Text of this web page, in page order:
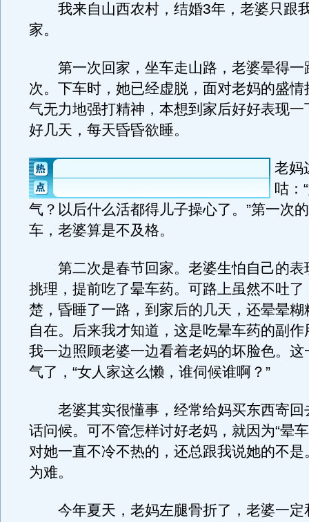
我来自山西农村，结婚3年，老婆只跟
家。
第一次回家，坐车走山路，老婆晕得一
次。下车时，她已经虚脱，面对老妈的盛情
气无力地强打精神，本想到家后好好表现一
好几天，每天昏昏欲睡。
老妈
咕：
气？以后什么活都得儿子操心了。”第一次
车，老婆算是不及格。
第二次是春节回家。老婆生怕自己的表
挑理，提前吃了晕车药。可路上虽然不吐了
楚，昏睡了一路，到家后的几天，还晕晕糊
自在。后来我才知道，这是吃晕车药的副
我一边照顾老婆一边看着老妈的坏脸色。这
气了，“女人家这么懒，谁伺候谁啊？”
老婆其实很懂事，经常给妈买东西寄回
话问候。可不管怎样讨好老妈，就因为“晕
对她一直不冷不热的，还总跟我说她的不是
为难。
今年夏天，老妈左腿骨折了，老婆一定